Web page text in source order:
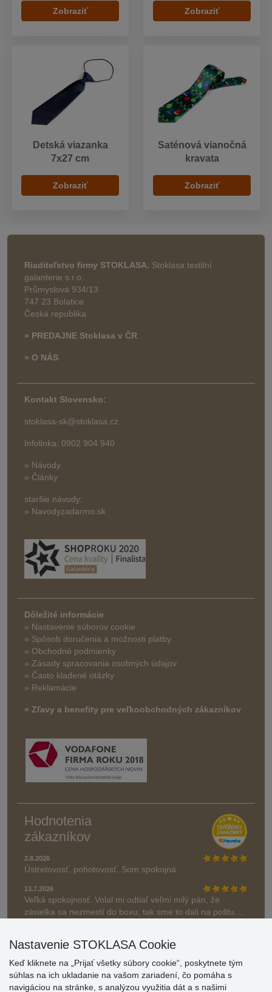
Zobraziť Zobraziť
Detská viazanka
7x27 cm
Zobraziť
Saténová vianočná
kravata
Zobraziť
Riaditeľstvo firmy STOKLASA. Stoklasa textilní
galanterie s.r.o.
Průmyslová 934/13
747 23 Bolatice
Česká republika
» PREDAJNE Stoklasa v ČR
» O NÁS
Kontakt Slovensko:
stoklasa-sk@stoklasa.cz
Infolinka: 0902 904 940
» Návody
» Články
staršie návody:
» Navodyzadarmo.sk
Dôležité informácie
» Nastavenie súborov cookie
» Spôsob doručenia a možnosti platby
» Obchodné podmienky
» Zásady spracovania osobných údajov
» Často kladené otázky
» Reklamácie
» Zľavy a benefity pre veľkoobchodných zákazníkov
Hodnotenia
zákazníkov
2.8.2026
Ústretovosť, pohotovosť. Som spokojná.
13.7.2026
Veľká spokojnosť. Volal mi odtiaľ veľmi milý pán, že
zásielka sa nezmestí do boxu, tak sme to dali na poštu....
» Aktuálne 6948 recenzií
* Recenzie neoverujeme
Nastavenie STOKLASA Cookie
Keď kliknete na „Prijať všetky súbory cookie“, poskytnete tým
súhlas na ich ukladanie na vašom zariadení, čo pomáha s
navigáciou na stránke, s analýzou využitia dát a s našimi